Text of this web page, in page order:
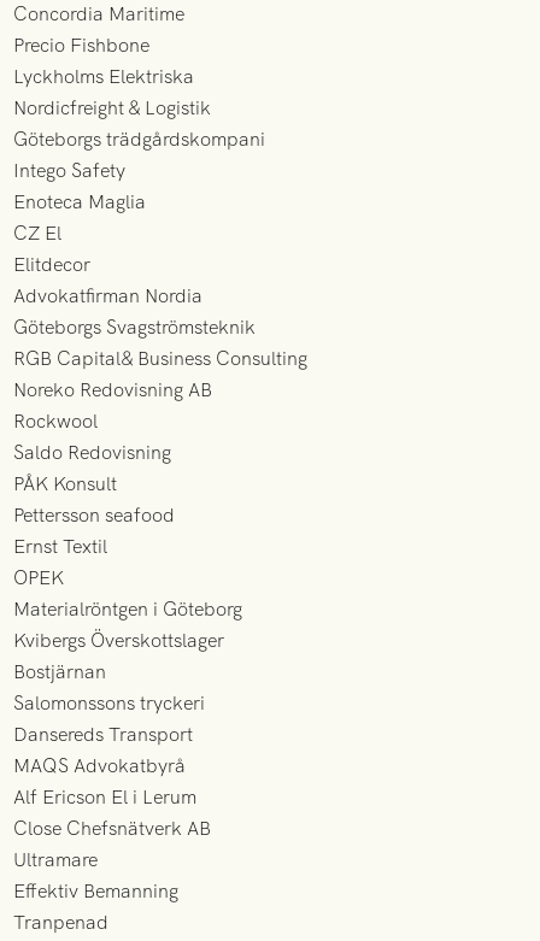
Concordia Maritime
Precio Fishbone
Lyckholms Elektriska
Nordicfreight & Logistik
Göteborgs trädgårdskompani
Intego Safety
Enoteca Maglia
CZ El
Elitdecor
Advokatfirman Nordia
Göteborgs Svagströmsteknik
RGB Capital& Business Consulting
Noreko Redovisning AB
Rockwool
Saldo Redovisning
PÅK Konsult
Pettersson seafood
Ernst Textil
OPEK
Materialröntgen i Göteborg
Kvibergs Överskottslager
Bostjärnan
Salomonssons tryckeri
Dansereds Transport
MAQS Advokatbyrå
Alf Ericson El i Lerum
Close Chefsnätverk AB
Ultramare
Effektiv Bemanning
Tranpenad